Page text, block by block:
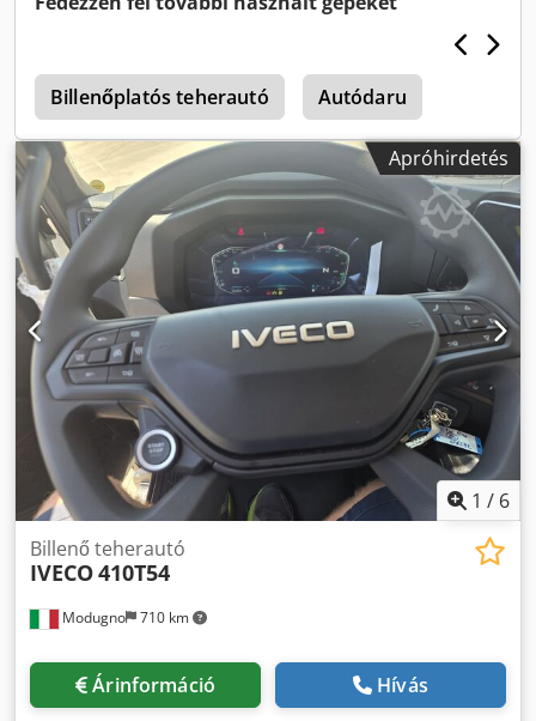
2011-es gyártású DIZEL / Euro 5 Futott: 239 900 km Kézi
váltó / Hengertérfogat: 12 740 cm³ / Teljesítmény: 324 kW
Megengedett össztömeg: 320 q Hasznos teherbírás: 14 470
kg / Tengelytáv: 4350 mm Dwsdpozkla Iofx Ahlja
Felszereltség: - Klíma Felépítmény: - BORULÓPLATÓS
FELÉPÍTMÉNY, méretek: 5400x2550x1350 mm - PESCI SE
305 A6 daru + 3 fokozatú antenna * Forgócsapáccsal * 3
fokozatú antenna * Rádió
Billenőplatós teherautó Autódaru
Apróhirdetés
1 / 6
Modugno 710 km
Billenő teherautó
IVECO410T54
Árinformáció Hívás